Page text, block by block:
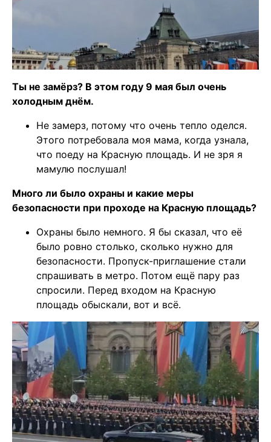
Ты не замёрз? В этом году 9 мая был очень
холодным днём.
Не замерз, потому что очень тепло оделся.
Этого потребовала моя мама, когда узнала,
что поеду на Красную площадь. И не зря я
мамулю послушал!
Много ли было охраны и какие меры
безопасности при проходе на Красную площадь?
Охраны было немного. Я бы сказал, что её
было ровно столько, сколько нужно для
безопасности. Пропуск-приглашение стали
спрашивать в метро. Потом ещё пару раз
спросили. Перед входом на Красную
площадь обыскали, вот и всё.